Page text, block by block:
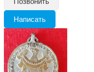
Написать